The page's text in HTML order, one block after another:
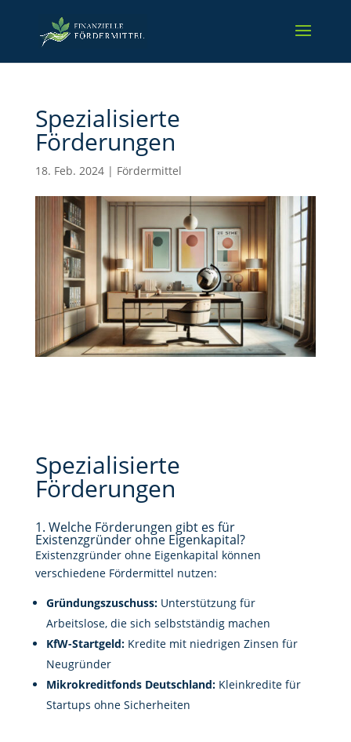
Spezialisierte
Förderungen
18. Feb. 2024| Fördermittel
Spezialisierte
Förderungen
1. Welche Förderungen gibt es für
Existenzgründer ohne Eigenkapital?
Existenzgründer ohne Eigenkapital können
verschiedene Fördermittel nutzen:
Gründungszuschuss:Unterstützung für
Arbeitslose, die sich selbstständig machen
KfW-Startgeld:Kredite mit niedrigen Zinsen für
Neugründer
Mikrokreditfonds Deutschland:Kleinkredite für
Startups ohne Sicherheiten